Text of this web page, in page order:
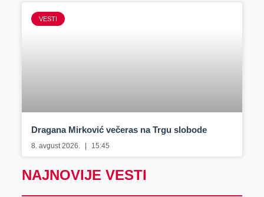
VESTI
Dragana Mirković večeras na Trgu slobode
8. avgust 2026. 15:45
NAJNOVIJE VESTI